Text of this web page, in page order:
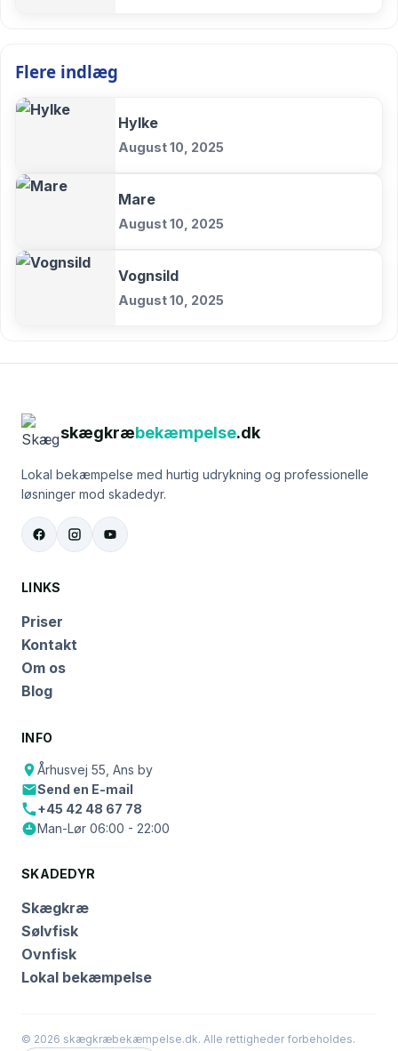
Flere indlæg
Hylke
August 10, 2025
Mare
August 10, 2025
Vognsild
August 10, 2025
skægkræbekæmpelse.dk
Lokal bekæmpelse med hurtig udrykning og professionelle
løsninger mod skadedyr.
LINKS
Priser
Kontakt
Om os
Blog
INFO
Århusvej 55, Ans by
Send en E-mail
+45 42 48 67 78
Man-Lør 06:00 - 22:00
SKADEDYR
Skægkræ
Sølvfisk
Ovnfisk
Lokal bekæmpelse
© 2026 skægkræbekæmpelse.dk. Alle rettigheder forbeholdes.